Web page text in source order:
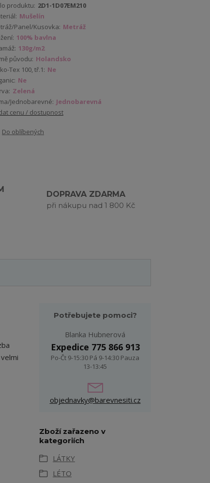
produktu: 2D1-1D07EM210
Mušelín
Panel/Kusovka: Metráž
100% bavlna
130g/m2
původu: Holandsko
Tex 100, tř.1: Ne
Ne
Zelená
Jednobarevné: Jednobarevná
cenu / dostupnost
Do oblíbených
DOPRAVA ZDARMA
při nákupu nad 1 800 Kč
Potřebujete pomoci?
Blanka Hubnerová
Expedice 775 866 913
Po-Čt 9-15:30 Pá 9-14:30 Pauza
13-13:45
objednavky@barevnesiti.cz
Zboží zařazeno v
kategoriích
LÁTKY
LÉTO